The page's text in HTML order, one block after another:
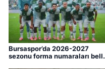
Bursaspor’da 2026-2027
sezonu forma numaraları belli